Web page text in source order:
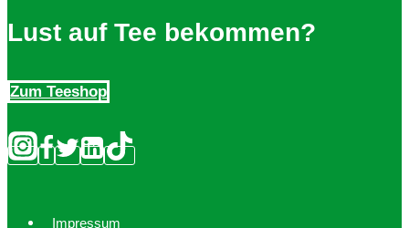
Lust auf Tee bekommen?
Zum Teeshop
Impressum